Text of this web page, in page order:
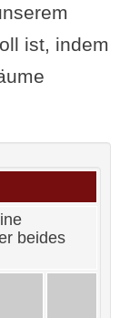
ist, indem
beides